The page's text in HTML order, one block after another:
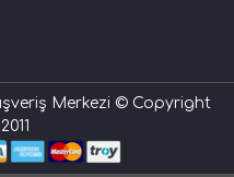
Merkezi © Copyright